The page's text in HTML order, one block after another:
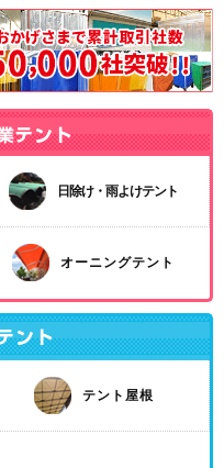
日除け・雨よけテント
オーニングテント
テント屋根